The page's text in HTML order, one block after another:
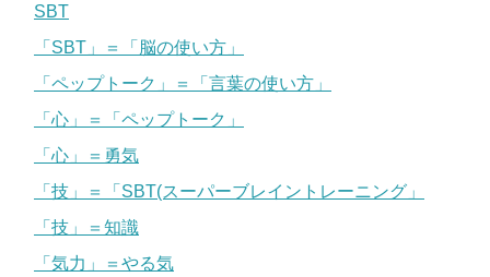
SBT
「SBT」＝「脳の使い方」
「ペップトーク」＝「言葉の使い方」
「心」＝「ペップトーク」
「心」＝勇気
「技」＝「SBT(スーパーブレイントレーニング」
「技」＝知識
「気力」＝やる気